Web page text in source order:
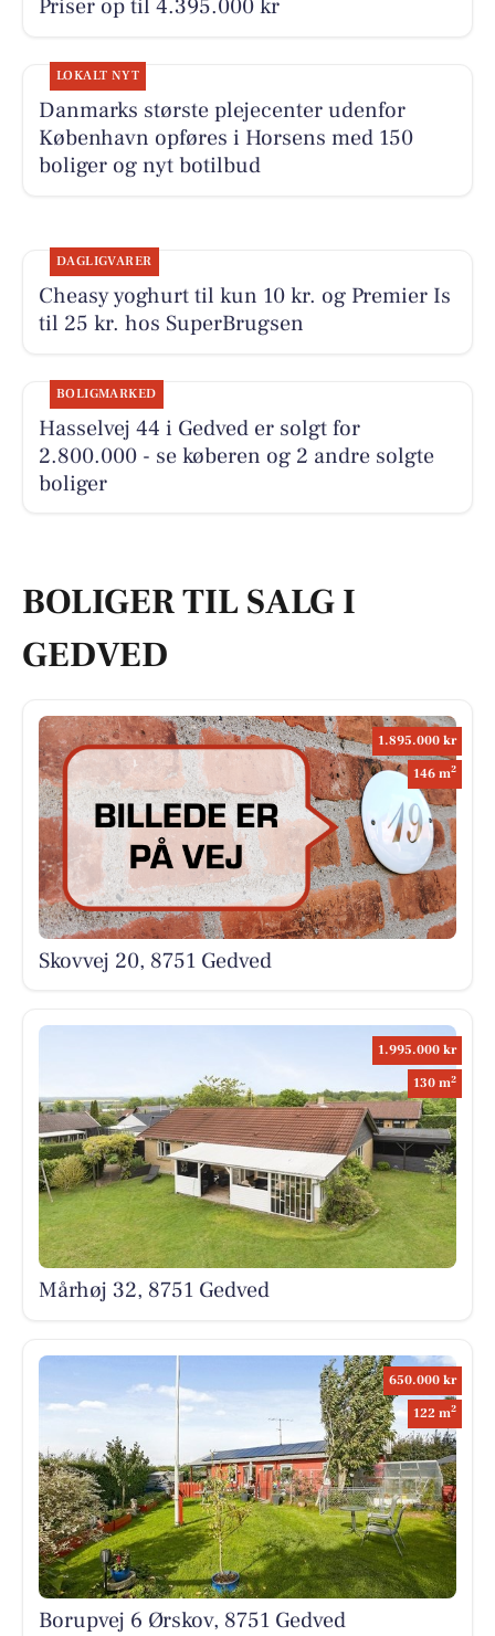
Priser op til 4.395.000 kr
LOKALT NYT
Danmarks største plejecenter udenfor
København opføres i Horsens med 150
boliger og nyt botilbud
DAGLIGVARER
Cheasy yoghurt til kun 10 kr. og Premier Is
til 25 kr. hos SuperBrugsen
BOLIGMARKED
Hasselvej 44 i Gedved er solgt for
2.800.000 - se køberen og 2 andre solgte
boliger
BOLIGER TIL SALG I
GEDVED
1.895.000 kr
146 m2
Skovvej 20, 8751 Gedved
1.995.000 kr
130 m2
Mårhøj 32, 8751 Gedved
650.000 kr
122 m2
Borupvej 6 Ørskov, 8751 Gedved